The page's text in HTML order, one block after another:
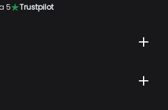
5 Trustpilot